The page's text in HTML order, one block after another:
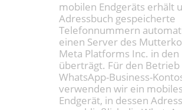
mobilen Endgeräts erhält
Adressbuch gespeicherte
Telefonnummern
einen Server des
Meta Platforms Inc. in den
überträgt. Für den Betrieb
WhatsApp-Business-
verwenden wir ein mobiles
Endgerät, in dessen